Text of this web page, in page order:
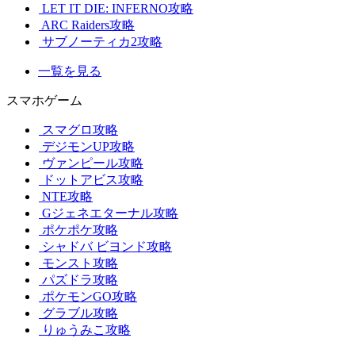
LET IT DIE: INFERNO攻略
ARC Raiders攻略
サブノーティカ2攻略
一覧を見る
スマホゲーム
スマグロ攻略
デジモンUP攻略
ヴァンピール攻略
ドットアビス攻略
NTE攻略
Gジェネエターナル攻略
ポケポケ攻略
シャドバ ビヨンド攻略
モンスト攻略
パズドラ攻略
ポケモンGO攻略
グラブル攻略
りゅうみこ攻略